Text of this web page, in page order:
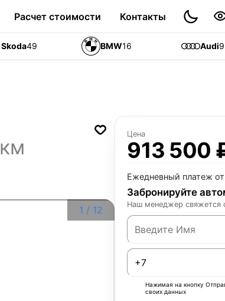
Расчет стоимости Контакты
Skoda49 BMW16 Audi9
км
1 / 12
Цена
913 500
Ежедневный платеж от
Забронируйте
Наш менеджер свяжется
Нажимая на кнопку
своих данных